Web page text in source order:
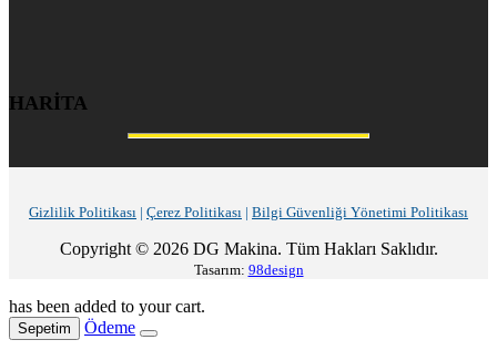
HARİTA
Gizlilik Politikası | Çerez Politikası | Bilgi Güvenliği Yönetimi Politikası
Copyright © 2026 DG Makina. Tüm Hakları Saklıdır.
Tasarım: 98design
has been added to your cart.
Sepetim Ödeme